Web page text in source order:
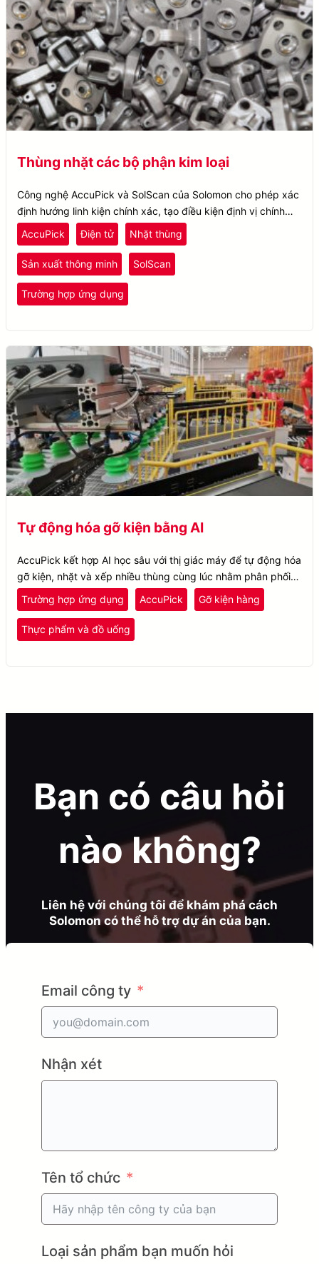
Thùng nhặt các bộ phận kim loại
Công nghệ AccuPick và SolScan của Solomon cho phép xác
định hướng linh kiện chính xác, tạo điều kiện định vị chính
xác, trong khi ROS Motion Planning của AccuPick đảm bảo
việc lấy hàng không va chạm.
AccuPick Điện tử Nhặt thùng
Sản xuất thông minh SolScan
Trường hợp ứng dụng
Tự động hóa gỡ kiện bằng AI
AccuPick kết hợp AI học sâu với thị giác máy để tự động hóa
gỡ kiện, nhặt và xếp nhiều thùng cùng lúc nhằm phân phối
tối ưu.
Trường hợp ứng dụng AccuPick Gỡ kiện hàng
Thực phẩm và đồ uống
Bạn có câu hỏi
nào không?
Liên hệ với chúng tôi để khám phá cách
Solomon có thể hỗ trợ dự án của bạn.
Email công ty
Nhận xét
Tên tổ chức
Loại sản phẩm bạn muốn hỏi